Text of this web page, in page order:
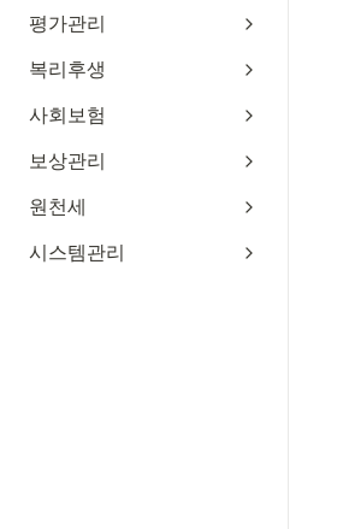
평가관리
복리후생
사회보험
보상관리
원천세
시스템관리